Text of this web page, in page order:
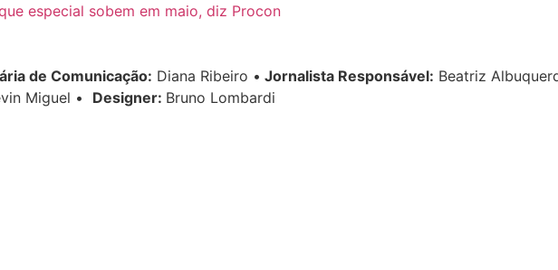
especial sobem em maio, diz Procon
de Comunicação: Diana Ribeiro • Jornalista Responsável: Beatriz
Miguel • Designer: Bruno Lombardi